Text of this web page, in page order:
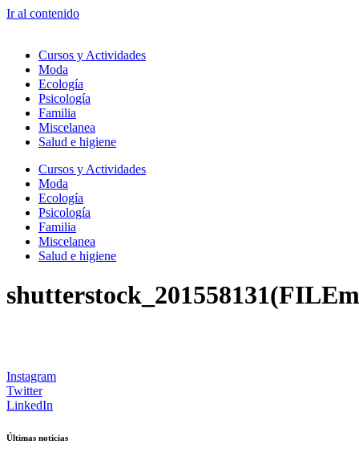
Ir al contenido
Cursos y Actividades
Moda
Ecología
Psicología
Familia
Miscelanea
Salud e higiene
Cursos y Actividades
Moda
Ecología
Psicología
Familia
Miscelanea
Salud e higiene
Instagram
Twitter
LinkedIn
Últimas noticias